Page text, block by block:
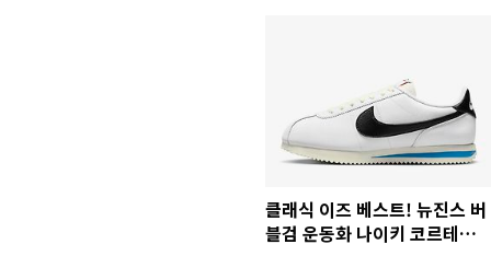
클래식 이즈 베스트! 뉴진스 버
블검 운동화 나이키 코르테즈